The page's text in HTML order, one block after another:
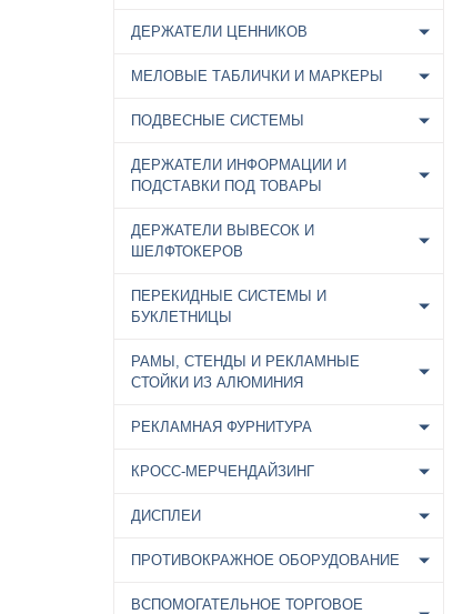
ДЕРЖАТЕЛИ ЦЕННИКОВ
МЕЛОВЫЕ ТАБЛИЧКИ И МАРКЕРЫ
ПОДВЕСНЫЕ СИСТЕМЫ
ДЕРЖАТЕЛИ ИНФОРМАЦИИ И
ПОДСТАВКИ ПОД ТОВАРЫ
ДЕРЖАТЕЛИ ВЫВЕСОК И
ШЕЛФТОКЕРОВ
ПЕРЕКИДНЫЕ СИСТЕМЫ И
БУКЛЕТНИЦЫ
РАМЫ, СТЕНДЫ И РЕКЛАМНЫЕ
СТОЙКИ ИЗ АЛЮМИНИЯ
РЕКЛАМНАЯ ФУРНИТУРА
КРОСС-МЕРЧЕНДАЙЗИНГ
ДИСПЛЕИ
ПРОТИВОКРАЖНОЕ ОБОРУДОВАНИЕ
ВСПОМОГАТЕЛЬНОЕ ТОРГОВОЕ